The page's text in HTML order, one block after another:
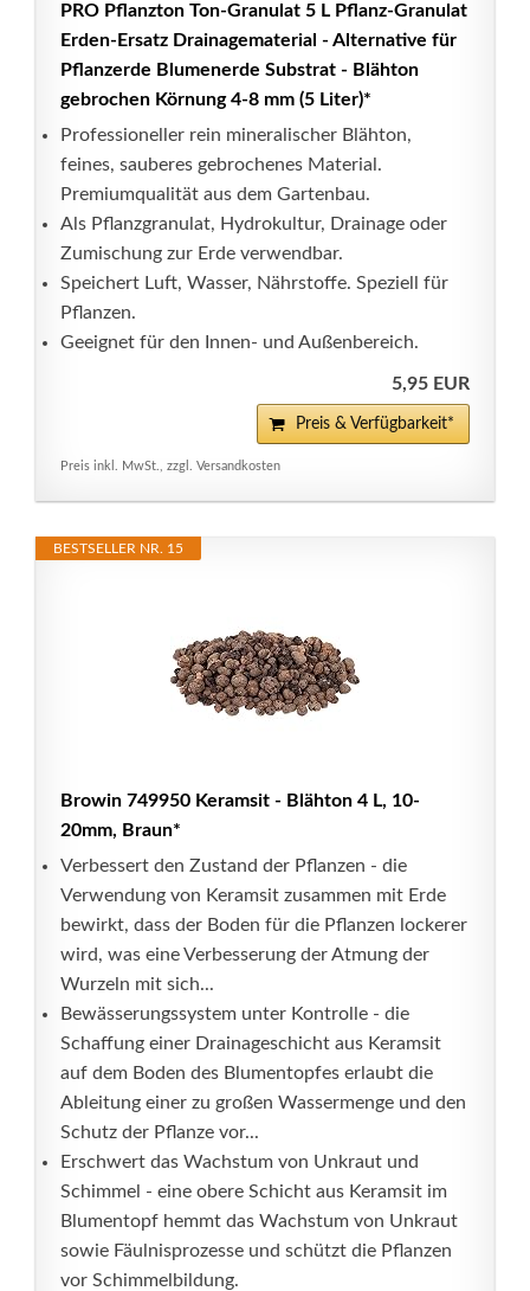
PRO Pflanzton Ton-Granulat 5 L Pflanz-Granulat
Erden-Ersatz Drainagematerial - Alternative für
Pflanzerde Blumenerde Substrat - Blähton
gebrochen Körnung 4-8 mm (5 Liter)*
Professioneller rein mineralischer Blähton,
feines, sauberes gebrochenes Material.
Premiumqualität aus dem Gartenbau.
Als Pflanzgranulat, Hydrokultur, Drainage oder
Zumischung zur Erde verwendbar.
Speichert Luft, Wasser, Nährstoffe. Speziell für
Pflanzen.
Geeignet für den Innen- und Außenbereich.
5,95 EUR
Preis & Verfügbarkeit*
Preis inkl. MwSt., zzgl. Versandkosten
BESTSELLER NR. 15
Browin 749950 Keramsit - Blähton 4 L, 10-
20mm, Braun*
​Verbessert den Zustand der Pflanzen - die
Verwendung von Keramsit zusammen mit Erde
bewirkt, dass der Boden für die Pflanzen lockerer
wird, was eine Verbesserung der Atmung der
Wurzeln mit sich...
Bewässerungssystem unter Kontrolle - die
Schaffung einer Drainageschicht aus Keramsit
auf dem Boden des Blumentopfes erlaubt die
Ableitung einer zu großen Wassermenge und den
Schutz der Pflanze vor...
Erschwert das Wachstum von Unkraut und
Schimmel - eine obere Schicht aus Keramsit im
Blumentopf hemmt das Wachstum von Unkraut
sowie Fäulnisprozesse und schützt die Pflanzen
vor Schimmelbildung.